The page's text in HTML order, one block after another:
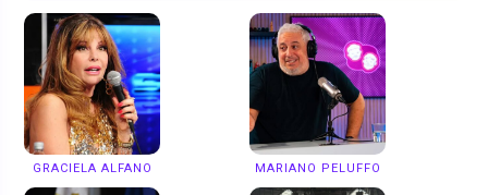
GRACIELA ALFANO MARIANO PELUFFO